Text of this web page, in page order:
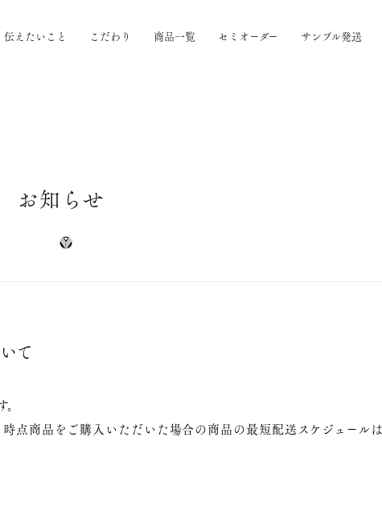
伝えたいこと こだわり 商品一覧 セミオーダー サンプル発送
お知らせ
て
点商品をご購入いただいた場合の商品の最短配送スケジュール